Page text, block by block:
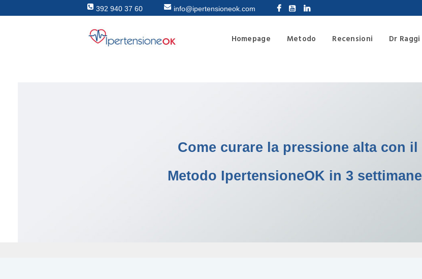
392 940 37 60 info@ipertensioneok.com
Homepage Metodo Recensioni Dr Raggi
HOMEPAGE
METODO
LIBRO
SUPPORTO
Come curare la pressione alta con il
Metodo IpertensioneOK in 3 settimane